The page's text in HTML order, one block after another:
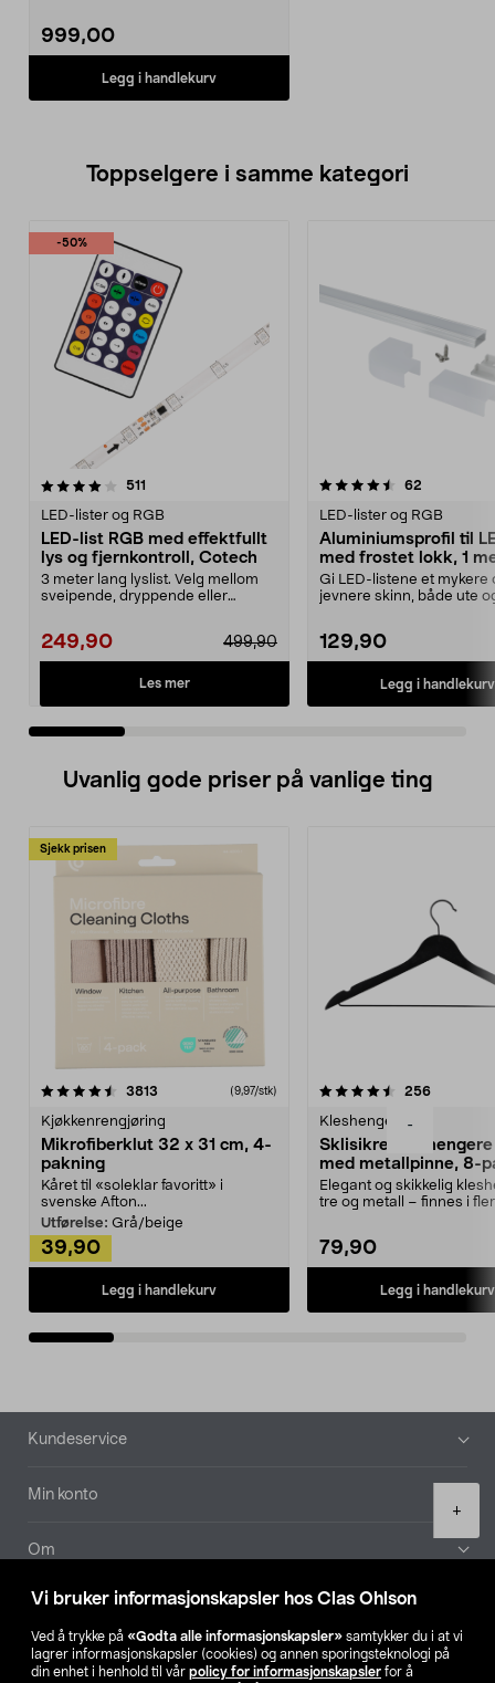
Vi bruker informasjonskapsler hos Clas Ohlson
Ved å trykke på «Godta alle informasjonskapsler» samtykker du i at vi
lagrer informasjonskapsler (cookies) og annen sporingsteknologi på
din enhet i henhold til vår policy for informasjonskapsler for å
-
+
999,00
Legg i handlekurv
Toppselgere i samme kategori
-50%
511
LED-lister og RGB
LED-list RGB med effektfullt
lys og fjernkontroll, Cotech
3 meter lang lyslist. Velg mellom
sveipende, dryppende eller
249,90 499,90
Les mer
4.5 av 5 stjerner 62
LED-lister og RGB
Aluminiumsprofil til
med frostet lokk, 1
Gi LED-listene et mykere
jevnere skinn, både ute
129,90
Legg i handlekurv
4.5 av 5 stjerner
Uvanlig gode priser på vanlige ting
Sjekk prisen
3813 anmeldelser(9,97/stk)
Kjøkkenrengjøring
Mikrofiberklut 32 x 31 cm, 4-
pakning
Kåret til «soleklar favoritt» i
svenske Afton...
Utførelse: Grå/beige
39,90
Legg i handlekurv
4.5av 5 stjerner 256
Kleshengere
Sklisikre
med metallpinne, 8-
Elegant og skikkelig
tre og metall – finnes i
79,90
Legg i handlekurv
4.5av 5 stjerner
Bunntekst
Kundeservice
Min konto
Om
Aktuelt
Våre selskaper